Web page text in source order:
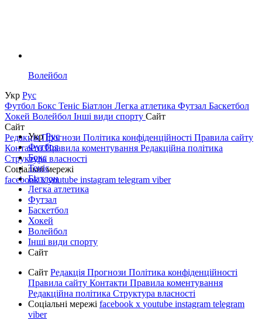
Волейбол
Укр Рус
Футбол Бокс Теніс Біатлон Легка атлетика Футзал Баскетбол
Хокей Волейбол Інші види спорту Сайт
Сайт
РедакціяПрогнози Політика конфіденційності Правила сайту
КонтактиПравила коментування Редакційна політика
Структура власності
Соціальні мережі
facebookxyoutube instagram telegram viber
УкрРус
Футбол
Бокс
Теніс
Біатлон
Легка атлетика
Футзал
Баскетбол
Хокей
Волейбол
Інші види спорту
Сайт
Сайт Редакція Прогнози Політика конфіденційності
Правила сайту Контакти Правила коментування
Редакційна політика Структура власності
Соціальні мережі facebook x youtube instagram telegram
viber